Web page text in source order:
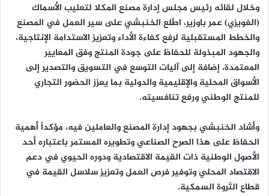
وخلال لقائه رئيس مجلس إدارة مصنع المكلا لتعليب الأسماك
(الغويزي) عمر باوزير، اطّلع الخنبشي على سير العمل في المصنع
والخطط المستقبلية لرفع كفاءة الأداء وتعزيز الاستدامة الإنتاجية،
والجهود المبذولة للحفاظ على جودة المنتج وفق المعايير
المعتمدة، إضافة إلى آليات التوسع في التسويق والتصدير إلى
الأسواق المحلية والإقليمية والدولية بما يعزز الحضور التجاري
للمنتج الوطني ورفع تنافسيته.
وأشاد الخنبشي بجهود إدارة المصنع والعاملين فيه، مؤكداً أهمية
الحفاظ على هذا الصرح الصناعي وتطويره المستمر باعتباره أحد
الأصول الوطنية ذات القيمة الاقتصادية ودوره الحيوي في دعم
الاقتصاد المحلي وتوفير فرص العمل وتعزيز سلاسل القيمة في
قطاع الثروة السمكية.